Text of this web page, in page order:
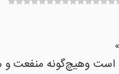
وهیچ‌گونه منفعت و